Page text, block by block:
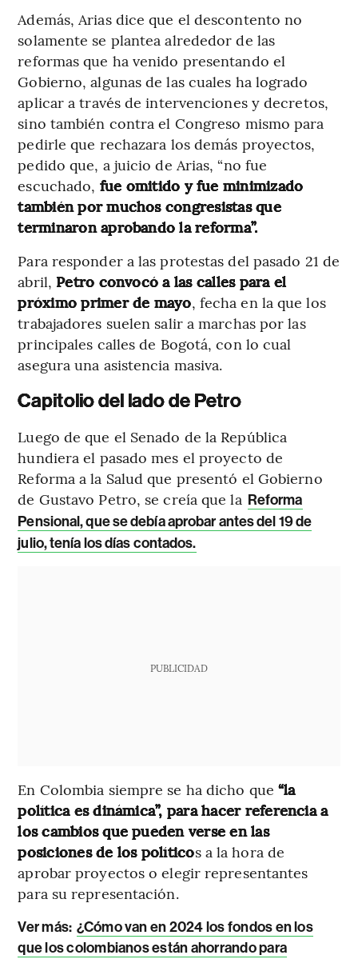
Además, Arias dice que el descontento no
solamente se plantea alrededor de las
reformas que ha venido presentando el
Gobierno, algunas de las cuales ha logrado
aplicar a través de intervenciones y decretos,
sino también contra el Congreso mismo para
pedirle que rechazara los demás proyectos,
pedido que, a juicio de Arias, “no fue
escuchado, fue omitido y fue minimizado
también por muchos congresistas que
terminaron aprobando la reforma”.
Para responder a las protestas del pasado 21 de
abril, Petro convocó a las calles para el
próximo primer de mayo, fecha en la que los
trabajadores suelen salir a marchas por las
principales calles de Bogotá, con lo cual
asegura una asistencia masiva.
Capitolio del lado de Petro
Luego de que el Senado de la República
hundiera el pasado mes el proyecto de
Reforma a la Salud que presentó el Gobierno
de Gustavo Petro, se creía que la Reforma
Pensional, que se debía aprobar antes del 19 de
julio, tenía los días contados.
PUBLICIDAD
En Colombia siempre se ha dicho que “la
política es dinámica”, para hacer referencia a
los cambios que pueden verse en las
posiciones de los políticos a la hora de
aprobar proyectos o elegir representantes
para su representación.
Ver más: ¿Cómo van en 2024 los fondos en los
que los colombianos están ahorrando para